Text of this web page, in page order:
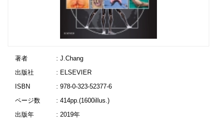
著者
: J.Chang
出版社
: ELSEVIER
ISBN
: 978-0-323-52377-6
ページ数
: 414pp.(1600illus.)
出版年
: 2019年